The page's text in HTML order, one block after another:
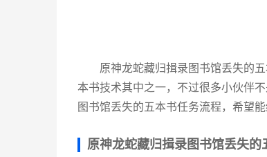
原神龙蛇藏归揖录图书馆丢失的
本书技术其中之一，不过很多小伙伴
图书馆丢失的五本书任务流程，希望能
原神龙蛇藏归揖录图书馆丢失的